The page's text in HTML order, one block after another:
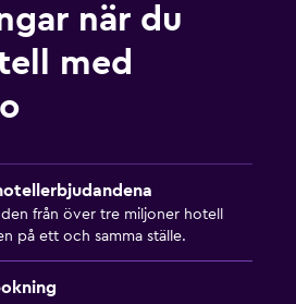
när du
med
från över tre miljoner hotell
på ett och samma ställe.